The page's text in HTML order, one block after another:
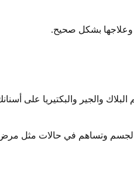
بشكل صحيح.
والجير والبكتيريا على
الجسم وتساهم في حالات مثل